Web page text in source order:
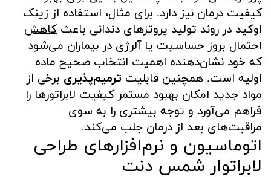
کیفیت درمان نیز دارد. برای مثال، استفاده از زینک
اوکید در روند تولید پروتزهای دندانی باعثکاهش
احتمال بروز حساسیت یا آلرژی در بیماران می‌شود
که خود نشان‌دهنده اهمیت انتخاب صحیح ماده
اولیه است. همچنین قابلیت ترمیم‌پذیری برخی از
مواد جدید امکان بهبود مستمر کیفیت لابراتورها را
فراهم می‌آورد و توجه بیشتری را به سوی
مراقبت‌های بعد از درمان جلب می‌کند.
اتوماسیون و نرم‌افزارهای طراحی
لابراتوار شمس دنت